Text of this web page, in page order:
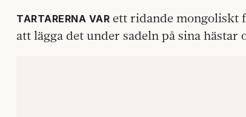
TARTARERNA VAR ett ridande mongoliskt
att lägga det under sadeln på sina